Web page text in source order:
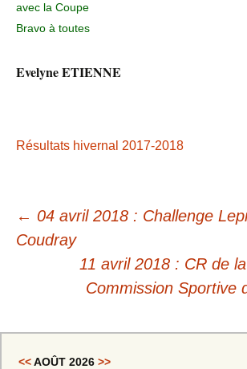
avec la Coupe
Bravo à toutes
Evelyne ETIENNE
Résultats hivernal 2017-2018
← 04 avril 2018 : Challenge
Coudray
11 avril 2018 : CR de
Commission Sportive
<<AOÛT 2026 >>